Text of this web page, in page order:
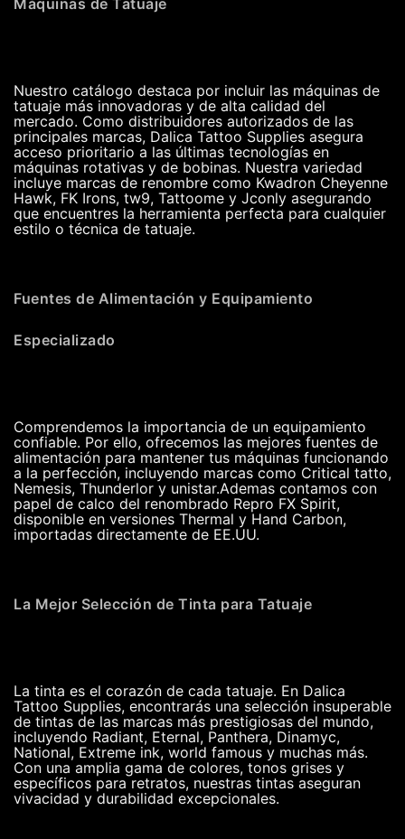
Nuestro catálogo destaca por incluir las máquinas de
tatuaje más innovadoras y de alta calidad del
mercado. Como distribuidores autorizados de las
principales marcas, Dalica Tattoo Supplies asegura
acceso prioritario a las últimas tecnologías en
máquinas rotativas y de bobinas. Nuestra variedad
incluye marcas de renombre como Kwadron Cheyenne
Hawk, FK Irons, tw9, Tattoome y Jconly asegurando
que encuentres la herramienta perfecta para cualquier
estilo o técnica de tatuaje.
Fuentes de Alimentación y Equipamiento
Especializado
Comprendemos la importancia de un equipamiento
confiable. Por ello, ofrecemos las mejores fuentes de
alimentación para mantener tus máquinas funcionando
a la perfección, incluyendo marcas como Critical tatto,
Nemesis, Thunderlor y unistar.Ademas contamos con
papel de calco del renombrado Repro FX Spirit,
disponible en versiones Thermal y Hand Carbon,
importadas directamente de EE.UU.
La Mejor Selección de Tinta para Tatuaje
La tinta es el corazón de cada tatuaje. En Dalica
Tattoo Supplies, encontrarás una selección insuperable
de tintas de las marcas más prestigiosas del mundo,
incluyendo Radiant, Eternal, Panthera, Dinamyc,
National, Extreme ink, world famous y muchas más.
Con una amplia gama de colores, tonos grises y
específicos para retratos, nuestras tintas aseguran
vivacidad y durabilidad excepcionales.